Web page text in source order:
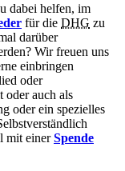
dabei helfen, im
für die DHG zu
darüber
Wir freuen uns
einbringen
oder
oder auch als
oder ein spezielles
mit einerSpende